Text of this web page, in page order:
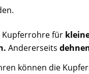
Kupferrohre für
Andererseits
können die